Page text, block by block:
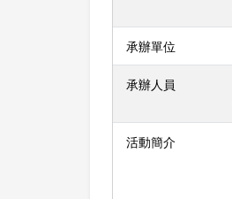
承辦單位
承辦人員
活動簡介